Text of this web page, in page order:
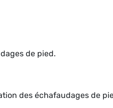
de pied.
des échafaudages de